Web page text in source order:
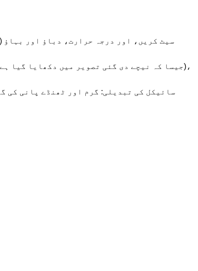
سائیکل کی تبدیلی: گرم اور ٹھنڈے پانی کی گردش کو متعدد بار دہرائیں (1500 بار جیسا کہ نیچے